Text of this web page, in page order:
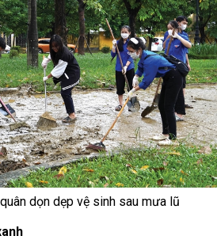
dọn dẹp vệ sinh sau mưa lũ